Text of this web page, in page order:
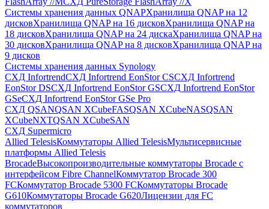
Системы хранения данных QNAPХранилища QNAP на 12
дисковХранилища QNAP на 16 дисковХранилища QNAP на
18 дисковХранилища QNAP на 24 дискаХранилища QNAP на
30 дисковХранилища QNAP на 8 дисковХранилища QNAP на
9 дисков
Системы хранения данных Synology
СХД InfortrendСХД Infortrend EonStor CSСХД Infortrend
EonStor DSСХД Infortrend EonStor GSСХД Infortrend EonStor
GSeСХД Infortrend EonStor GSe Pro
СХД QSANQSAN XCubeFASQSAN XCubeNASQSAN
XCubeNXTQSAN XCubeSAN
СХД Supermicro
Allied TelesisКоммутаторы Allied TelesisМультисервисные
платформы Allied Telesis
BrocadeВысокопроизводительные коммутаторы Brocade с
интерфейсом Fibre ChannelКоммутатор Brocade 300
FCКоммутатор Brocade 5300 FCКоммутаторы Brocade
G610Коммутаторы Brocade G620Лицензии для FC
коммутаторов